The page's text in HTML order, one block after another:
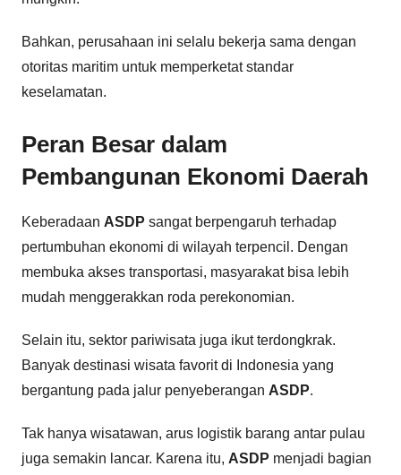
Bahkan, perusahaan ini selalu bekerja sama dengan
otoritas maritim untuk memperketat standar
keselamatan.
Peran Besar dalam
Pembangunan Ekonomi Daerah
Keberadaan ASDP sangat berpengaruh terhadap
pertumbuhan ekonomi di wilayah terpencil. Dengan
membuka akses transportasi, masyarakat bisa lebih
mudah menggerakkan roda perekonomian.
Selain itu, sektor pariwisata juga ikut terdongkrak.
Banyak destinasi wisata favorit di Indonesia yang
bergantung pada jalur penyeberangan ASDP.
Tak hanya wisatawan, arus logistik barang antar pulau
juga semakin lancar. Karena itu, ASDP menjadi bagian